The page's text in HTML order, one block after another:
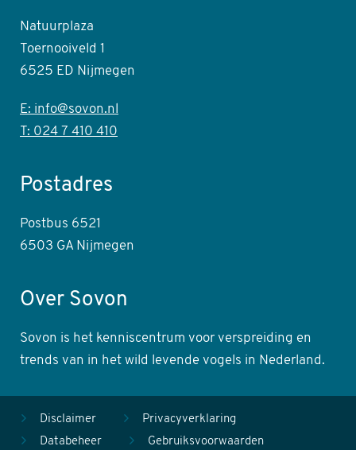
Natuurplaza
Toernooiveld 1
6525 ED Nijmegen
E: info@sovon.nl
T: 024 7 410 410
Postadres
Postbus 6521
6503 GA Nijmegen
Over Sovon
Sovon is het kenniscentrum voor verspreiding en
trends van in het wild levende vogels in Nederland.
Disclaimer
Privacyverklaring
Databeheer
Gebruiksvoorwaarden